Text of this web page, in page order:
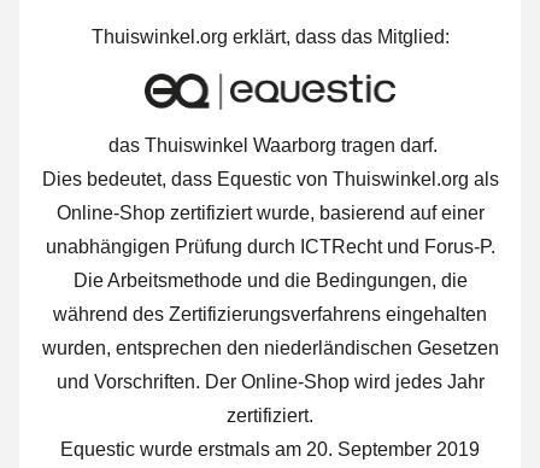
Thuiswinkel.org erklärt, dass das Mitglied:
das Thuiswinkel Waarborg tragen darf.
Dies bedeutet, dass Equestic von Thuiswinkel.org als
Online-Shop zertifiziert wurde, basierend auf einer
unabhängigen Prüfung durch ICTRecht und Forus-P.
Die Arbeitsmethode und die Bedingungen, die
während des Zertifizierungsverfahrens eingehalten
wurden, entsprechen den niederländischen Gesetzen
und Vorschriften. Der Online-Shop wird jedes Jahr
zertifiziert.
Equestic wurde erstmals am 20. September 2019